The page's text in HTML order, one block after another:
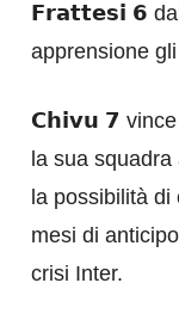
𝗙𝗿𝗮𝘁𝘁𝗲𝘀𝗶 𝟲
apprensione
𝗖𝗵𝗶𝘃𝘂 𝟳 vince
la sua
la possibilità
mesi di
crisi Inter.